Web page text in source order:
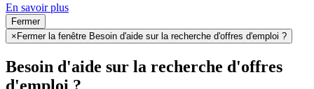
En savoir plus
Fermer
×Fermer la fenêtre Besoin d'aide sur la recherche d'offres d'emploi ?
Besoin d'aide sur la recherche d'offres
d'emploi ?